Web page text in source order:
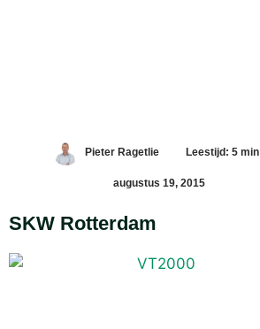
Pieter Ragetlie Leestijd: 5 min
augustus 19, 2015
SKW Rotterdam